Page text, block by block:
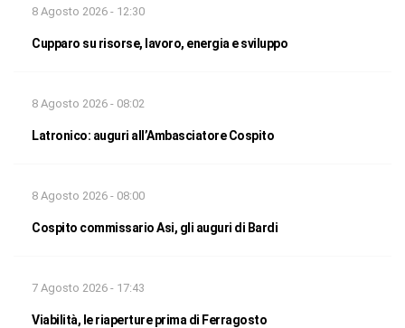
8 Agosto 2026 - 12:30
Cupparo su risorse, lavoro, energia e sviluppo
8 Agosto 2026 - 08:02
Latronico: auguri all’Ambasciatore Cospito
8 Agosto 2026 - 08:00
Cospito commissario Asi, gli auguri di Bardi
7 Agosto 2026 - 17:43
Viabilità, le riaperture prima di Ferragosto